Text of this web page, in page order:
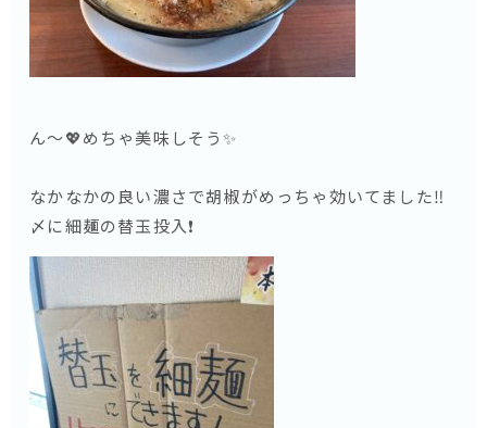
ん〜💖めちゃ美味しそう✨
なかなかの良い濃さで胡椒がめっちゃ効いてました‼️
〆に細麺の替玉投入❗️